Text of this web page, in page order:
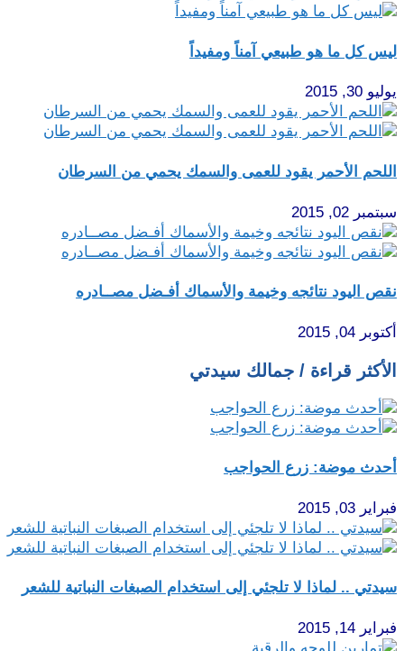
ليس كل ما هو طبيعي آمناً ومفيداً
يوليو 30, 2015
اللحم الأحمر يقود للعمى والسمك يحمي من السرطان
سبتمبر 02, 2015
نقص اليود نتائجه وخيمة والأسماك أفـضل مصــادره
أكتوبر 04, 2015
الأكثر قراءة / جمالك سيدتي
أحدث موضة: زرع الحواجب
فبراير 03, 2015
سيدتي .. لماذا لا تلجئي إلى استخدام الصبغات النباتية للشعر
فبراير 14, 2015